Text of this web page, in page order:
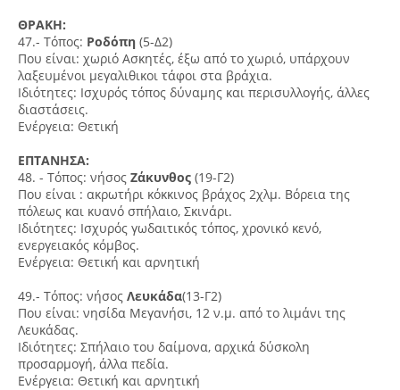
ΘΡΑΚΗ:
47.- Τόπος: Ροδόπη (5-Δ2)
Που είναι: χωριό Ασκητές, έξω από το χωριό, υπάρχουν
λαξευμένοι μεγαλιθικοι τάφοι στα βράχια.
Ιδιότητες: Ισχυρός τόπος δύναμης και περισυλλογής, άλλες
διαστάσεις.
Ενέργεια: Θετική
ΕΠΤΑΝΗΣΑ:
48. - Τόπος: νήσος Ζάκυνθος (19-Γ2)
Που είναι : ακρωτήρι κόκκινος βράχος 2χλμ. Βόρεια της
πόλεως και κυανό σπήλαιο, Σκινάρι.
Ιδιότητες: Ισχυρός γωδαιτικός τόπος, χρονικό κενό,
ενεργειακός κόμβος.
Ενέργεια: Θετική και αρνητική
49.- Τόπος: νήσος Λευκάδα(13-Γ2)
Που είναι: νησίδα Μεγανήσι, 12 ν.μ. από το λιμάνι της
Λευκάδας.
Ιδιότητες: Σπήλαιο του δαίμονα, αρχικά δύσκολη
προσαρμογή, άλλα πεδία.
Ενέργεια: Θετική και αρνητική